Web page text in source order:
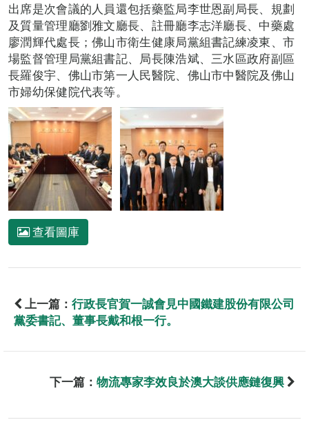
出席是次會議的人員還包括藥監局李世恩副局長、規劃
及質量管理廳劉雅文廳長、註冊廳李志洋廳長、中藥處
廖潤輝代處長；佛山市衛生健康局黨組書記練凌東、市
場監督管理局黨組書記、局長陳浩斌、三水區政府副區
長羅俊宇、佛山市第一人民醫院、佛山市中醫院及佛山
市婦幼保健院代表等。
查看圖庫
上一篇： 行政長官賀一誠會見中國鐵建股份有限公司
黨委書記、董事長戴和根一行。
下一篇： 物流專家李效良於澳大談供應鏈復興